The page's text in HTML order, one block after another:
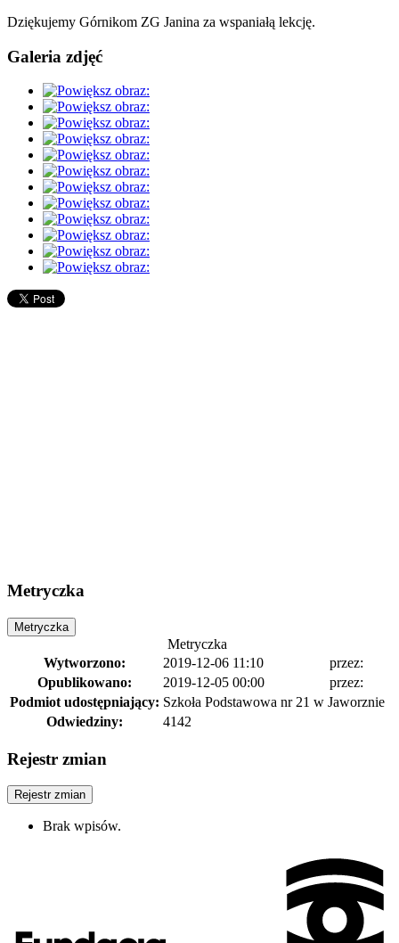
Dziękujemy Górnikom ZG Janina za wspaniałą lekcję.
Galeria zdjęć
Metryczka
Metryczka
Metryczka
Wytworzono:
2019-12-06 11:10
przez:
Opublikowano:
2019-12-05 00:00
przez:
Podmiot udostępniający: Szkoła Podstawowa nr 21 w Jaworznie
Odwiedziny:
4142
Rejestr zmian
Rejestr zmian
Brak wpisów.